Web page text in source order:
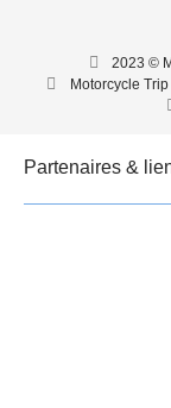
2023 ©
Motorcycle
Partenaires &